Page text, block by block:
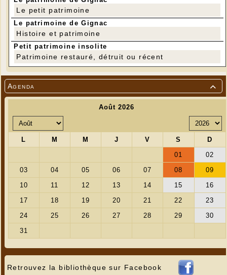

Agenda
Retrouvez la bibliothèque sur Facebook
Le petit patrimoine
Le patrimoine de Gignac
Histoire et patrimoine
Petit patrimoine insolite
Patrimoine restauré, détruit ou récent